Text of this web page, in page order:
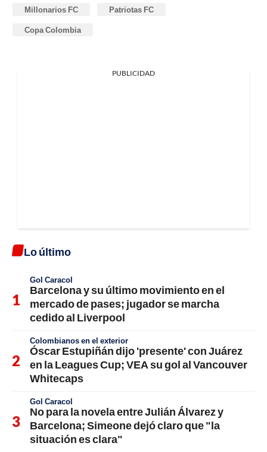
Millonarios FC Patriotas FC
Copa Colombia
PUBLICIDAD
Lo último
Gol Caracol
Barcelona y su último movimiento en el
mercado de pases; jugador se marcha
cedido al Liverpool
Colombianos en el exterior
Óscar Estupiñán dijo 'presente' con Juárez
en la Leagues Cup; VEA su gol al Vancouver
Whitecaps
Gol Caracol
No para la novela entre Julián Álvarez y
Barcelona; Simeone dejó claro que "la
situación es clara"